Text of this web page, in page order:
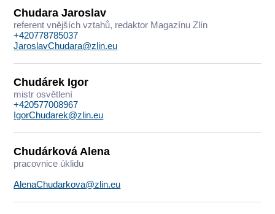
Chudara Jaroslav
referent vnějších vztahů, redaktor Magazínu Zlín
+420778785037
JaroslavChudara@zlin.eu
Chudárek Igor
mistr osvětlení
+420577008967
IgorChudarek@zlin.eu
Chudárková Alena
pracovnice úklidu
AlenaChudarkova@zlin.eu